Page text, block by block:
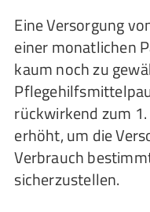
Eine Versorgung
einer monatlichen
kaum noch zu
rückwirkend zum
erhöht, um die
Verbrauch
sicherzustellen.